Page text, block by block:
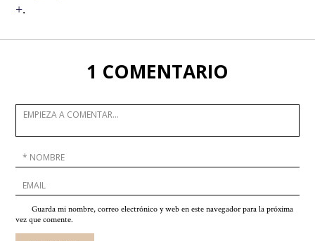
+.
1 COMENTARIO
Guarda mi nombre, correo electrónico y web en este navegador para la próxima
vez que comente.